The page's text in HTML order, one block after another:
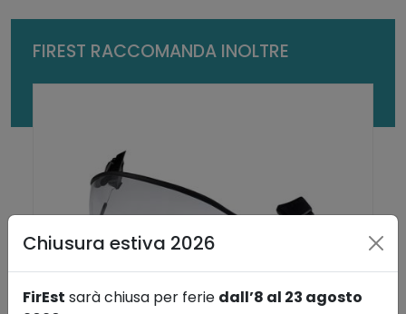
a
à
FIREST RACCOMANDA INOLTRE
Chiusura estiva 2026
FirEst sarà chiusa per ferie dall’8 al 23 agosto